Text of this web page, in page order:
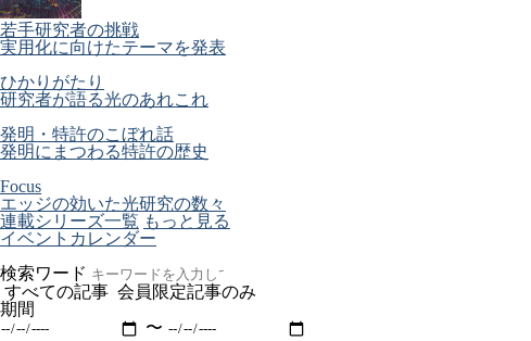
若手研究者の挑戦
実用化に向けたテーマを発表
ひかりがたり
研究者が語る光のあれこれ
発明・特許のこぼれ話
発明にまつわる特許の歴史
Focus
エッジの効いた光研究の数々
連載シリーズ一覧 もっと見る
イベントカレンダー
検索ワード
すべての記事 会員限定記事のみ
期間
〜